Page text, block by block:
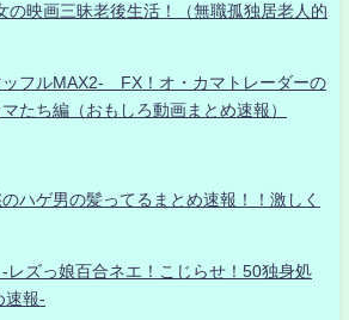
の映画三昧老後生活！（無職孤独居老人的
ッフルMAX2- FX！オ・カマトレーダーの
たち編（おもしろ動画まとめ速報）
ハゲ男の髪ってるまとめ速報！！激しく
レズっ娘百合ネエ！こじらせ！50独身処
速報-